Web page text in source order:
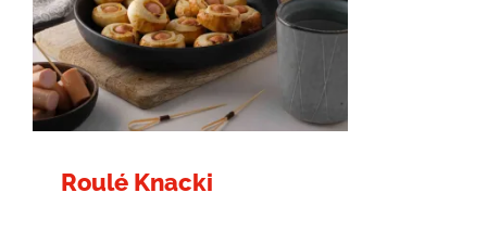
Roulé Knacki